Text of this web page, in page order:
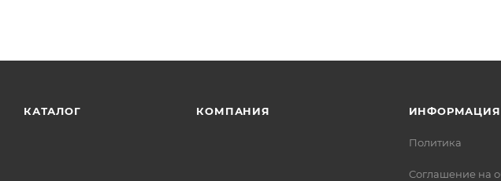
КАТАЛОГ КОМПАНИЯ ИНФОРМАЦИЯ
Политика
Соглашение на